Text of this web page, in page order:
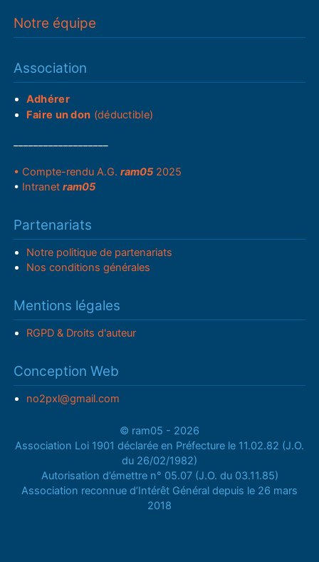
Notre équipe
Association
Adhérer
Faire un don (déductible)
• Compte-rendu A.G.ram05 2025
• Intranetram05
Partenariats
Notre politique de partenariats
Nos conditions générales
Mentions légales
RGPD & Droits d'auteur
Conception Web
no2pxl@gmail.com
© ram05 - 2026
Association Loi 1901 déclarée en Préfecture le 11.02.82 (J.O.
du 26/02/1982)
Autorisation d’émettre n° 05.07 (J.O. du 03.11.85)
Association reconnue d’Intérêt Général depuis le 26 mars
2018